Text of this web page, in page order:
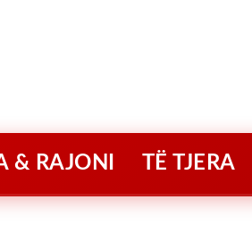
& RAJONI TË TJERA